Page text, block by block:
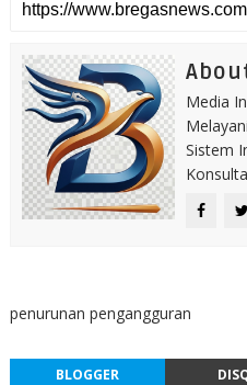
Media
Sistem
penurunan pengangguran
BLOGGER